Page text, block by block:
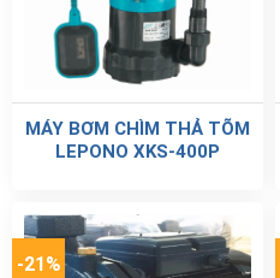
MÁY BƠM CHÌM THẢ TÕM
LEPONO XKS-400P
-21%